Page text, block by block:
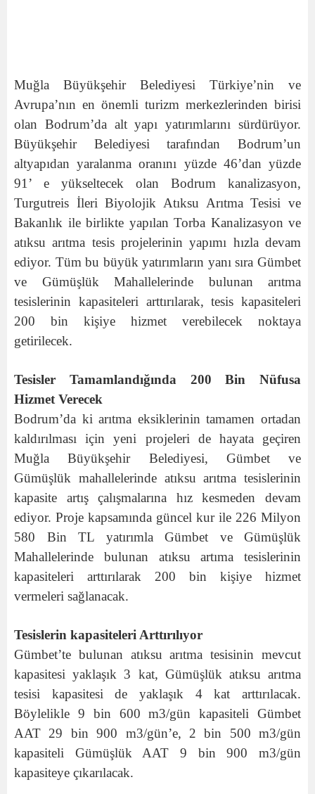
Muğla Büyükşehir Belediyesi Türkiye’nin ve
Avrupa’nın en önemli turizm merkezlerinden birisi
olan Bodrum’da alt yapı yatırımlarını sürdürüyor.
Büyükşehir Belediyesi tarafından Bodrum’un
altyapıdan yaralanma oranını yüzde 46’dan yüzde
91’ e yükseltecek olan Bodrum kanalizasyon,
Turgutreis İleri Biyolojik Atıksu Arıtma Tesisi ve
Bakanlık ile birlikte yapılan Torba Kanalizasyon ve
atıksu arıtma tesis projelerinin yapımı hızla devam
ediyor. Tüm bu büyük yatırımların yanı sıra Gümbet
ve Gümüşlük Mahallelerinde bulunan arıtma
tesislerinin kapasiteleri arttırılarak, tesis kapasiteleri
200 bin kişiye hizmet verebilecek noktaya
getirilecek.
Tesisler Tamamlandığında 200 Bin Nüfusa
Hizmet Verecek
Bodrum’da ki arıtma eksiklerinin tamamen ortadan
kaldırılması için yeni projeleri de hayata geçiren
Muğla Büyükşehir Belediyesi, Gümbet ve
Gümüşlük mahallelerinde atıksu arıtma tesislerinin
kapasite artış çalışmalarına hız kesmeden devam
ediyor. Proje kapsamında güncel kur ile 226 Milyon
580 Bin TL yatırımla Gümbet ve Gümüşlük
Mahallelerinde bulunan atıksu artıma tesislerinin
kapasiteleri arttırılarak 200 bin kişiye hizmet
vermeleri sağlanacak.
Tesislerin kapasiteleri Arttırılıyor
Gümbet’te bulunan atıksu arıtma tesisinin mevcut
kapasitesi yaklaşık 3 kat, Gümüşlük atıksu arıtma
tesisi kapasitesi de yaklaşık 4 kat arttırılacak.
Böylelikle 9 bin 600 m3/gün kapasiteli Gümbet
AAT 29 bin 900 m3/gün’e, 2 bin 500 m3/gün
kapasiteli Gümüşlük AAT 9 bin 900 m3/gün
kapasiteye çıkarılacak.